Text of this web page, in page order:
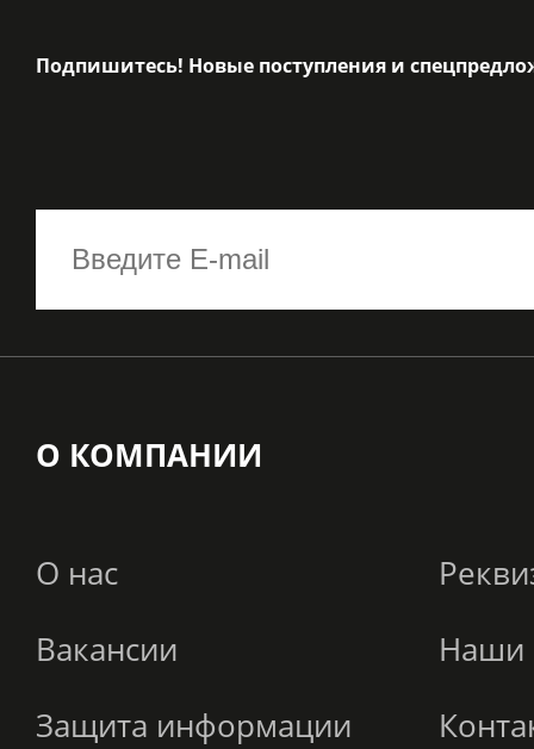
Подпишитесь! Новые поступления и
О КОМПАНИИ
О нас
Вакансии
Наши
Защита информации